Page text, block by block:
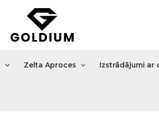
Zelta Aproces Izstrādājumi ar